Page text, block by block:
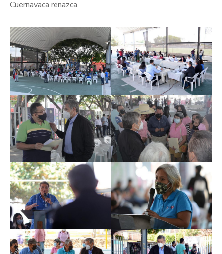
Cuernavaca renazca.